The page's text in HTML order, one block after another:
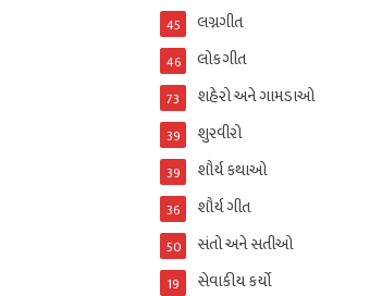
લગ્નગીત
45
લોકગીત
46
શહેરો અને ગામડાઓ
73
શુરવીરો
39
શૌર્ય કથાઓ
39
શૌર્ય ગીત
36
સંતો અને સતીઓ
50
સેવાકીય કર્યો
19